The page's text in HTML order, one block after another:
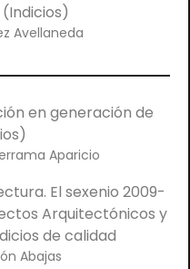
Avellaneda
en generación de
Aparicio
El sexenio 2009-
Arquitectónicos y
de calidad
Abajas